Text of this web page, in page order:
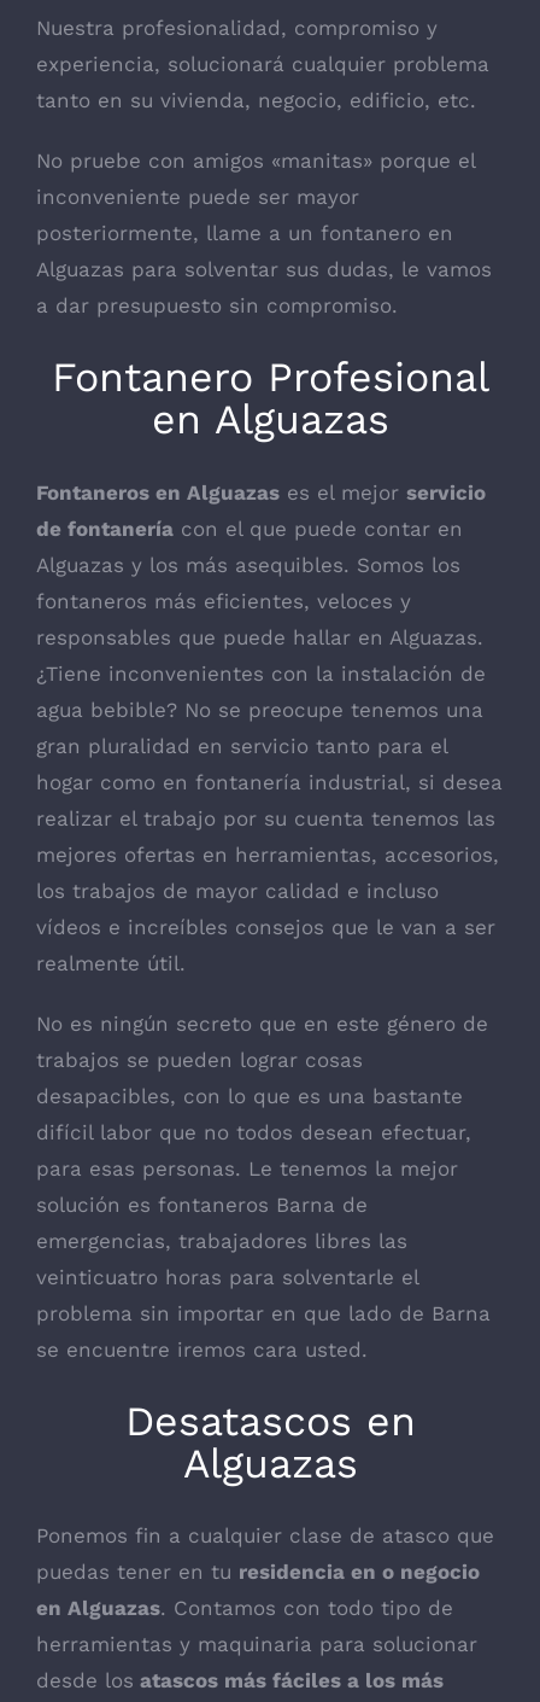
Nuestra profesionalidad, compromiso y
experiencia, solucionará cualquier problema
tanto en su vivienda, negocio, edificio, etc.
No pruebe con amigos «manitas» porque el
inconveniente puede ser mayor
posteriormente, llame a un fontanero en
Alguazas para solventar sus dudas, le vamos
a dar presupuesto sin compromiso.
Fontanero Profesional
en Alguazas
Fontaneros en Alguazas es el mejor servicio
de fontanería con el que puede contar en
Alguazas y los más asequibles. Somos los
fontaneros más eficientes, veloces y
responsables que puede hallar en Alguazas.
¿Tiene inconvenientes con la instalación de
agua bebible? No se preocupe tenemos una
gran pluralidad en servicio tanto para el
hogar como en fontanería industrial, si desea
realizar el trabajo por su cuenta tenemos las
mejores ofertas en herramientas, accesorios,
los trabajos de mayor calidad e incluso
vídeos e increíbles consejos que le van a ser
realmente útil.
No es ningún secreto que en este género de
trabajos se pueden lograr cosas
desapacibles, con lo que es una bastante
difícil labor que no todos desean efectuar,
para esas personas. Le tenemos la mejor
solución es fontaneros Barna de
emergencias, trabajadores libres las
veinticuatro horas para solventarle el
problema sin importar en que lado de Barna
se encuentre iremos cara usted.
Desatascos en
Alguazas
Ponemos fin a cualquier clase de atasco que
puedas tener en tu residencia en o negocio
en Alguazas. Contamos con todo tipo de
herramientas y maquinaria para solucionar
desde los atascos más fáciles a los más